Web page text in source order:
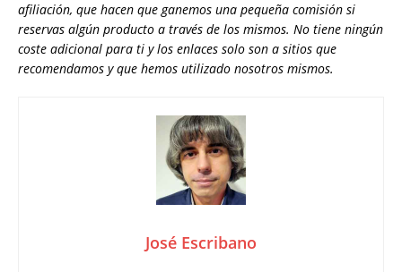
afiliación, que hacen que ganemos una pequeña comisión si
reservas algún producto a través de los mismos. No tiene ningún
coste adicional para ti y los enlaces solo son a sitios que
recomendamos y que hemos utilizado nosotros mismos.
José Escribano